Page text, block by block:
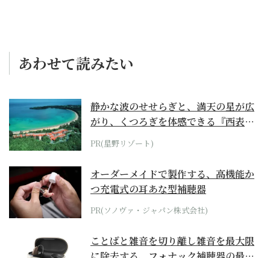
あわせて読みたい
静かな波のせせらぎと、満天の星が広
がり、くつろぎを体感できる『西表島
ホテル by...
PR(星野リゾート)
オーダーメイドで製作する、高機能か
つ充電式の耳あな型補聴器
PR(ソノヴァ・ジャパン株式会社)
ことばと雑音を切り離し雑音を最大限